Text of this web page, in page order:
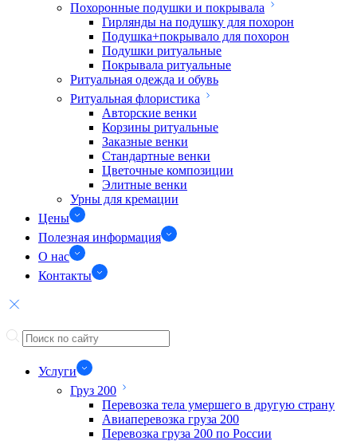
Похоронные подушки и покрывала
Гирлянды на подушку для похорон
Подушка+покрывало для похорон
Подушки ритуальные
Покрывала ритуальные
Ритуальная одежда и обувь
Ритуальная флористика
Авторские венки
Корзины ритуальные
Заказные венки
Стандартные венки
Цветочные композиции
Элитные венки
Урны для кремации
Цены
Полезная информация
О нас
Контакты
Услуги
Груз 200
Перевозка тела умершего в другую страну
Авиаперевозка груза 200
Перевозка груза 200 по России